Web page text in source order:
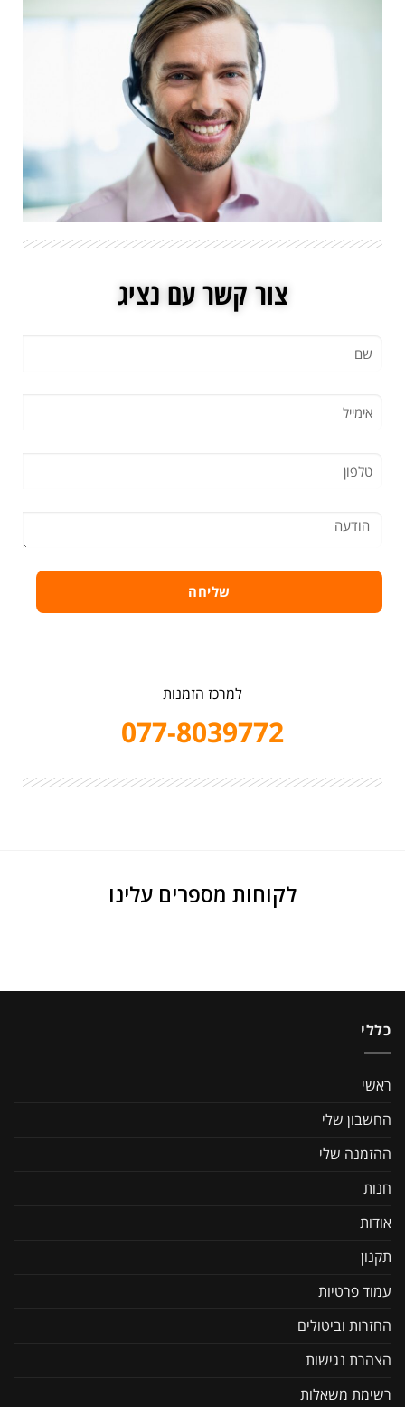
צור קשר עם נציג
שליחה
למרכז הזמנות
077-8039772
לקוחות מספרים עלינו
כללי
ראשי
החשבון שלי
ההזמנה שלי
חנות
אודות
תקנון
עמוד פרטיות
החזרות וביטולים
הצהרת נגישות
רשימת משאלות